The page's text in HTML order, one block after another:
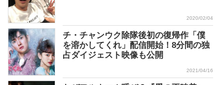
2020/02/04
チ・チャンウク除隊後初の復帰作「僕
を溶かしてくれ」配信開始！8分間の独
占ダイジェスト映像も公開
2021/04/16